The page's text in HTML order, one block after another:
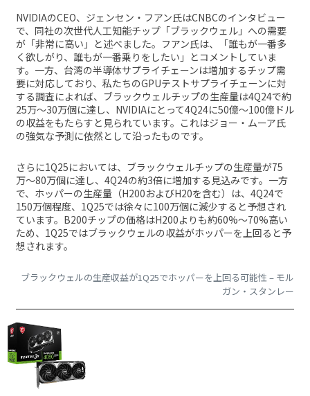
NVIDIAのCEO、ジェンセン・フアン氏はCNBCのインタビュー
で、同社の次世代人工知能チップ「ブラックウェル」への需要
が「非常に高い」と述べました。フアン氏は、「誰もが一番多
く欲しがり、誰もが一番乗りをしたい」とコメントしていま
す。一方、台湾の半導体サプライチェーンは増加するチップ需
要に対応しており、私たちのGPUテストサプライチェーンに対
する調査によれば、ブラックウェルチップの生産量は4Q24で約
25万〜30万個に達し、NVIDIAにとって4Q24に50億〜100億ドル
の収益をもたらすと見られています。これはジョー・ムーア氏
の強気な予測に依然として沿ったものです。
さらに1Q25においては、ブラックウェルチップの生産量が75
万〜80万個に達し、4Q24の約3倍に増加する見込みです。一方
で、ホッパーの生産量（H200およびH20を含む）は、4Q24で
150万個程度、1Q25では徐々に100万個に減少すると予想され
ています。B200チップの価格はH200よりも約60%〜70%高い
ため、1Q25ではブラックウェルの収益がホッパーを上回ると予
想されます。
ブラックウェルの生産収益が1Q25でホッパーを上回る可能性 – モル
ガン・スタンレー